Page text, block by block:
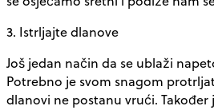
3. Istrljajte dlanove
Još jedan način da se ublaži
Potrebno je svom snagom
dlanovi ne postanu vrući.